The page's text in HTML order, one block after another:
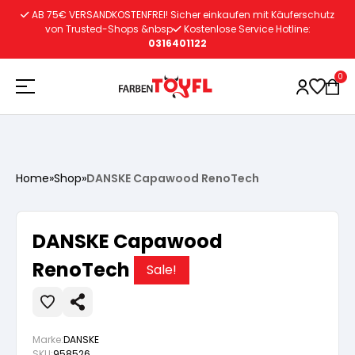
Vorbereitung
Wasserlösliche Grundierung
Lacke
Vorbereitung
Autoreparatur
Vorbereitung
Innenfarben
AB 75€ VERSANDKOSTENFREI! Sicher einkaufen mit Käuferschutz
von Trusted-Shops &nbsp
Kostenlose Service Hotline:
0316401122
0
Home»Shop»DANSKE Capawood RenoTech
DANSKE Capawood
RenoTech
Sale!
Marke:DANSKE